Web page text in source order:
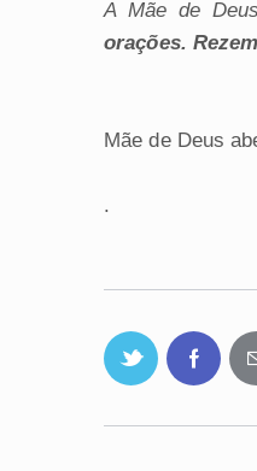
A Mãe de
orações.
Mãe de Deus
.